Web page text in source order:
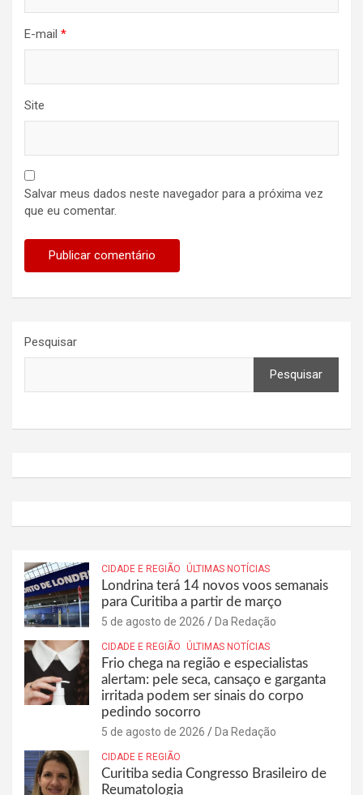
E-mail *
Site
Salvar meus dados neste navegador para a próxima vez
que eu comentar.
Pesquisar
Pesquisar
CIDADE E REGIÃO ÚLTIMAS NOTÍCIAS
Londrina terá 14 novos voos semanais
para Curitiba a partir de março
5 de agosto de 2026 Da Redação
CIDADE E REGIÃO ÚLTIMAS NOTÍCIAS
Frio chega na região e especialistas
alertam: pele seca, cansaço e garganta
irritada podem ser sinais do corpo
pedindo socorro
5 de agosto de 2026 Da Redação
CIDADE E REGIÃO
Curitiba sedia Congresso Brasileiro de
Reumatologia